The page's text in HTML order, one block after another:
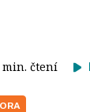
min. čtení